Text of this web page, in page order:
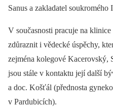
Sanus a zakladatel soukromého
V současnosti pracuje na
zdůraznit i vědecké úspěchy,
zejména kolegové Kacerovský,
jsou stále v kontaktu její další
a doc. Košťál (přednosta
v Pardubicích).